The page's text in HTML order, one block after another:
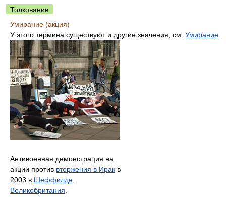
Толкование
Умирание (акция)
У этого термина существуют и другие значения, см. Умирание
Антивоенная демонстрация на
акции против вторжения в Ирак в
2003 в Шеффилде
Великобритания